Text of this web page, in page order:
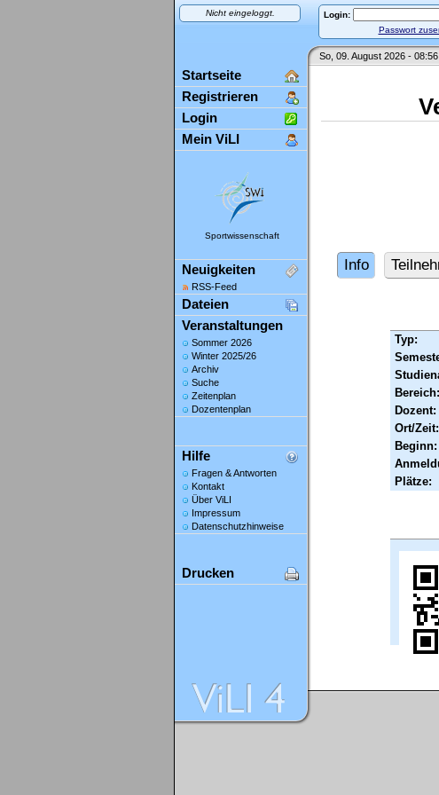
Nicht eingeloggt. Login:
Passwort
So, 09. August 2026 - 08:56
Startseite
Registrieren
Login
Mein ViLI
Sportwissenschaft
Neuigkeiten
RSS-Feed
Dateien
Veranstaltungen
Sommer 2026
Winter 2025/26
Archiv
Suche
Zeitenplan
Dozentenplan
Hilfe
Fragen & Antworten
Kontakt
Über ViLI
Impressum
Datenschutzhinweise
Drucken
Info
Typ:
Bereich:
Dozent:
Ort/Zeit:
Beginn:
Plätze: